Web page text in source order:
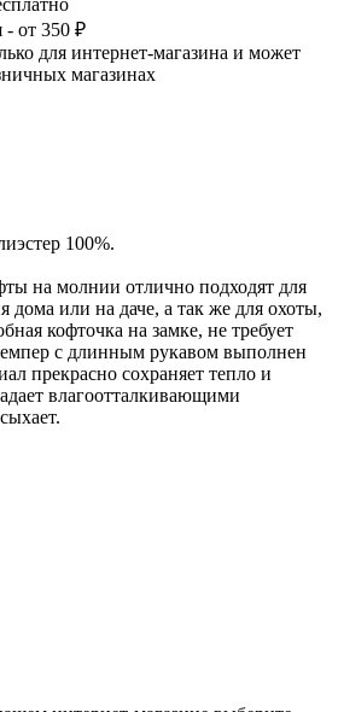
- от 350 ₽
для интернет-магазина и может
магазинах
100%.
на молнии отлично подходят для
дома или на даче, а так же для охоты,
кофточка на замке, не требует
с длинным рукавом выполнен
прекрасно сохраняет тепло и
влагоотталкивающими